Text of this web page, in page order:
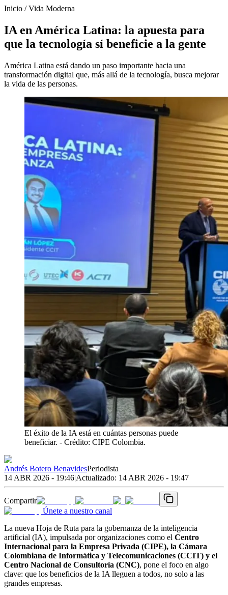
Inicio /Vida Moderna
IA en América Latina: la apuesta para
que la tecnología sí beneficie a la gente
América Latina está dando un paso importante hacia una
transformación digital que, más allá de la tecnología, busca mejorar
la vida de las personas.
El éxito de la IA está en cuántas personas puede
beneficiar. - Crédito: CIPE Colombia.
Andrés Botero BenavidesPeriodista
14 ABR 2026 - 19:46|Actualizado: 14 ABR 2026 - 19:47
Compartir
Únete a nuestro canal
La nueva Hoja de Ruta para la gobernanza de la inteligencia
artificial (IA), impulsada por organizaciones como el Centro
Internacional para la Empresa Privada (CIPE), la Cámara
Colombiana de Informática y Telecomunicaciones (CCIT) y el
Centro Nacional de Consultoría (CNC), pone el foco en algo
clave: que los beneficios de la IA lleguen a todos, no solo a las
grandes empresas.